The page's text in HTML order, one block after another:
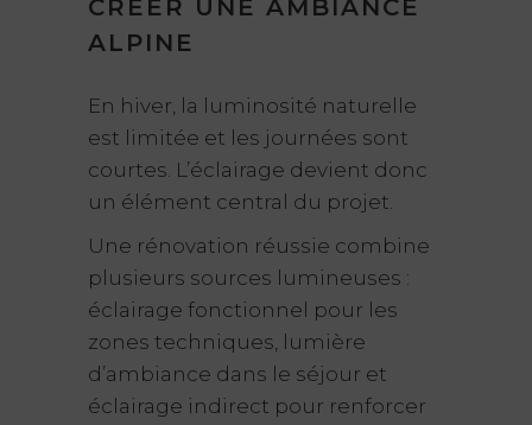
CRÉER UNE AMBIANCE
ALPINE
En hiver, la luminosité naturelle
est limitée et les journées sont
courtes. L’éclairage devient donc
un élément central du projet.
Une rénovation réussie combine
plusieurs sources lumineuses :
éclairage fonctionnel pour les
zones techniques, lumière
d’ambiance dans le séjour et
éclairage indirect pour renforcer